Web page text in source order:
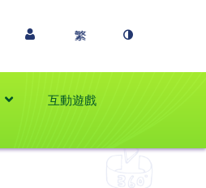
互動遊戲